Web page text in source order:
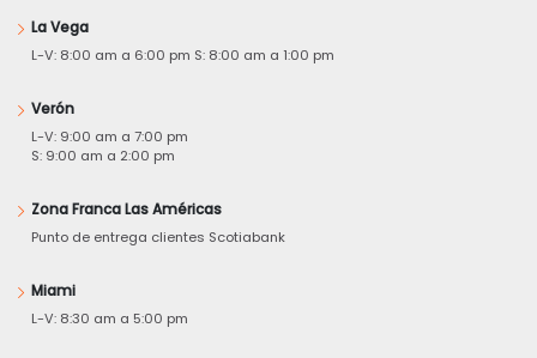
La Vega
L-V: 8:00 am a 6:00 pm S: 8:00 am a 1:00 pm
Verón
L-V: 9:00 am a 7:00 pm
S: 9:00 am a 2:00 pm
Zona Franca Las Américas
Punto de entrega clientes Scotiabank
Miami
L-V: 8:30 am a 5:00 pm